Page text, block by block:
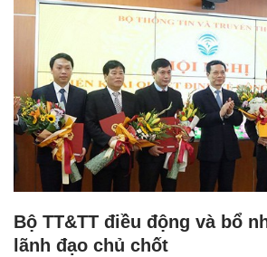
Bộ TT&TT điều động và bổ
lãnh đạo chủ chốt